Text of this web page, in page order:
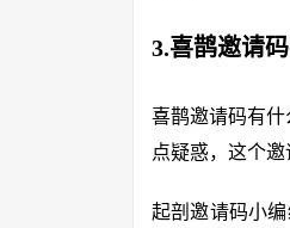
3.喜鹊邀请
喜鹊邀请码有
点疑惑，这个邀
起剖邀请码小